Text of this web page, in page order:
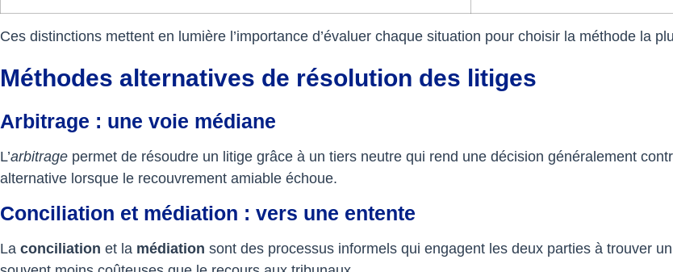
Ces distinctions mettent en lumière l’importance d’évaluer chaque situation pour choisir la méthode la
Méthodes alternatives de résolution des litiges
Arbitrage : une voie médiane
L’arbitrage permet de résoudre un litige grâce à un tiers neutre qui rend une décision généralement
alternative lorsque le recouvrement amiable échoue.
Conciliation et médiation : vers une entente
La conciliation et la médiation sont des processus informels qui engagent les deux parties à trouver